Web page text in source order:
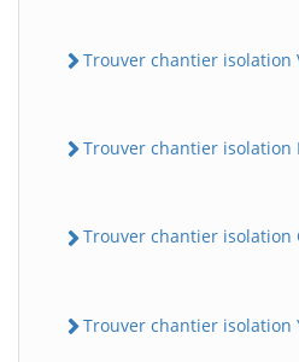
Trouver chantier isolation
Trouver chantier isolation
Trouver chantier isolation
Trouver chantier isolation